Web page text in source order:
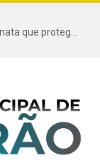
Projeto de autoria do presidente Gessé Maranata que protege as estradas vicinais de Trairão é transformado em lei